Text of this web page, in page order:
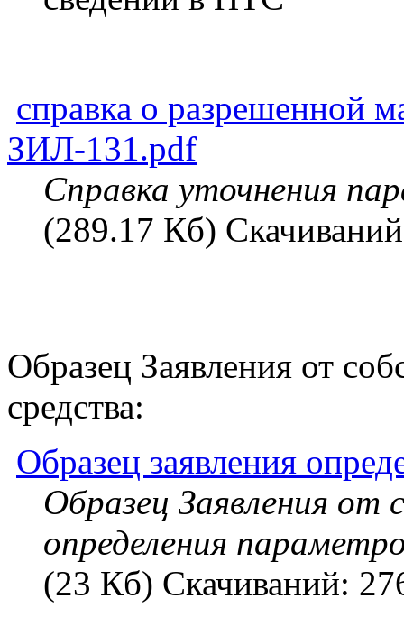
справка о разрешенной
ЗИЛ-131.pdf
Справка уточнения
(289.17 Кб)
Образец Заявления от
средства:
Образец заявления
Образец Заявления от
определения
(23 Кб) Скачиваний: